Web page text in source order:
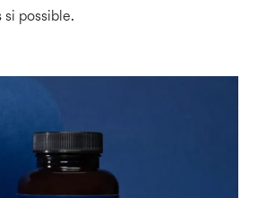
si possible.